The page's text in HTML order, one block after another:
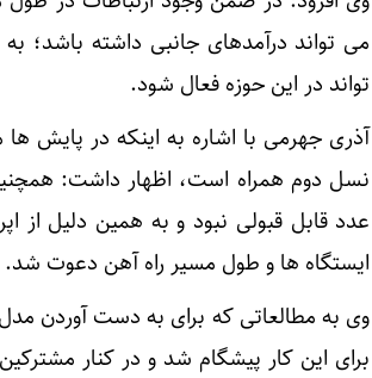
می تواند درآمدهای جانبی داشته
تواند در این حوزه فعال شود.
عدد قابل قبولی نبود و به همین دلیل از
ایستگاه ها و طول مسیر راه آهن دعوت شد.
وی به مطالعاتی که برای به دست آوردن
برای این کار پیشگام شد و در کنار